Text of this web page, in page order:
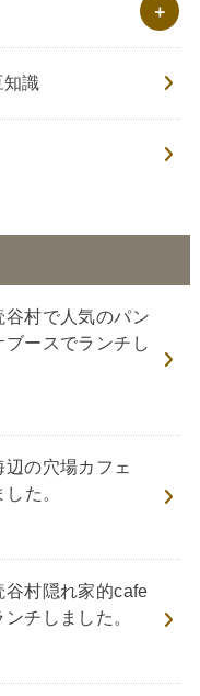
識
谷村で人気のパン
ースでランチし
辺の穴場カフェ
た。
谷村隠れ家的cafe
チしました。